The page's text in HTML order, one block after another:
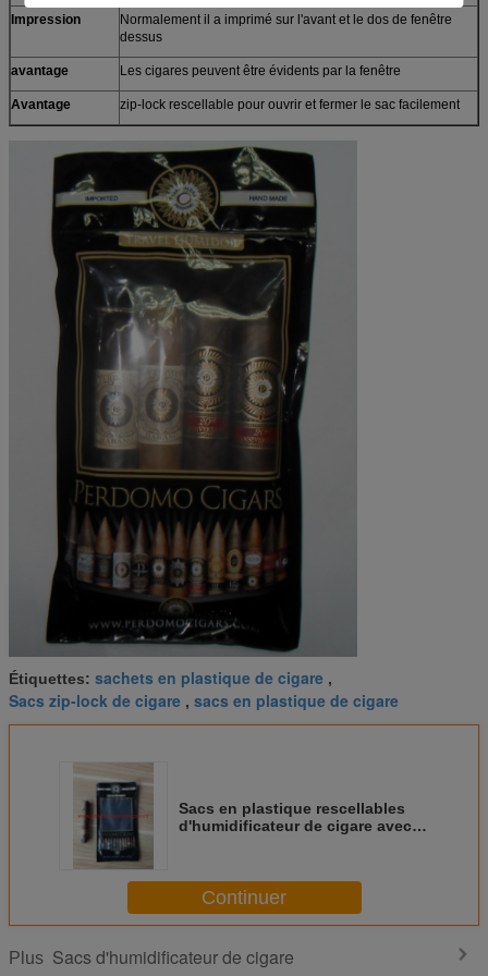
Impression
Normalement il a imprimé sur l'avant et le dos de fenêtre
dessus
avantage Les cigares peuvent être évidents par la fenêtre
Avantage zip-lock rescellable pour ouvrir et fermer le sac facilement
Étiquettes: sachets en plastique de cigare ,
Sacs zip-lock de cigare , sacs en plastique de cigare
Sacs en plastique rescellables
d'humidificateur de cigare avec le
Continuer
Plus Sacs d'humidificateur de cigare